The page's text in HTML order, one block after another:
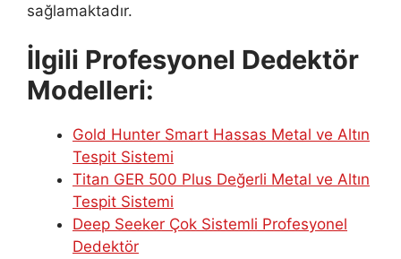
sağlamaktadır.
İlgili Profesyonel Dedektör
Modelleri:
Gold Hunter Smart Hassas Metal ve Altın
Tespit Sistemi
Titan GER 500 Plus Değerli Metal ve Altın
Tespit Sistemi
Deep Seeker Çok Sistemli Profesyonel
Dedektör